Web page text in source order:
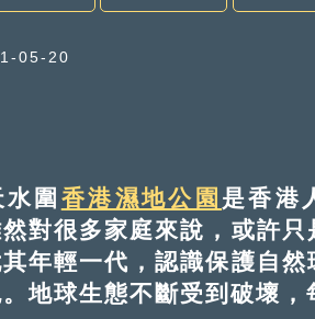
05-20
圍 香港濕地公園 是香港
對很多家庭來說，或許
年輕一代，認識保護自
地球生態不斷受到破壞，